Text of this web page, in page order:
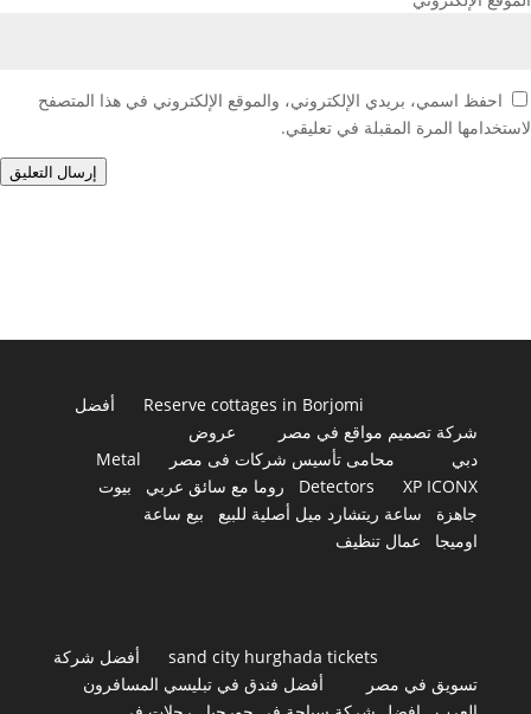
احفظ اسمي، بريدي الإلكتروني، والموقع الإلكتروني في هذا المتصفح
لاستخدامها المرة المقبلة في تعليقي.
إرسال التعليق
Reserve cottages in Borjomi
أفضل
شركة تصميم مواقع في مصر
عروض
دبي
محامى تأسيس شركات فى مصر
Metal
Detectors
XP ICONX روما مع سائق عربي
بيوت
جاهزة
ساعة ريتشارد ميل أصلية للبيع
بيع ساعة
اوميجا
عمال تنظيف
sand city hurghada tickets
أفضل شركة
تسويق في مصر
أفضل فندق في تبليسي المسافرون